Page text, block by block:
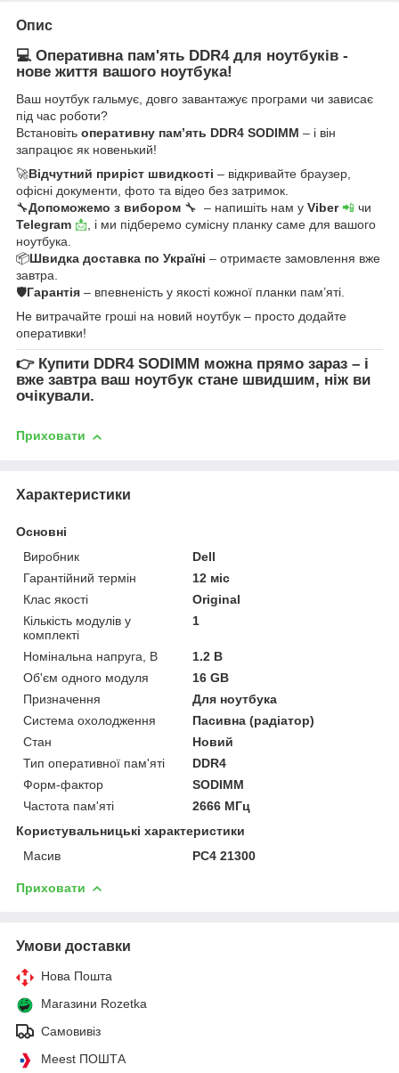
Опис
💻 Оперативна пам'ять DDR4 для ноутбуків -
нове життя вашого ноутбука!
Ваш ноутбук гальмує, довго завантажує програми чи зависає
під час роботи?
Встановіть оперативну пам’ять DDR4 SODIMM – і він
запрацює як новенький!
🚀Відчутний приріст швидкості – відкривайте браузер,
офісні документи, фото та відео без затримок.
🔧Допоможемо з вибором 🔧 – напишіть нам у Viber📲 чи
Telegram 📩 , і ми підберемо сумісну планку саме для вашого
ноутбука.
📦Швидка доставка по Україні – отримаєте замовлення вже
завтра.
🛡Гарантія – впевненість у якості кожної планки пам’яті.
Не витрачайте гроші на новий ноутбук – просто додайте
оперативки!
👉 Купити DDR4 SODIMM можна прямо зараз – і
вже завтра ваш ноутбук стане швидшим, ніж ви
очікували.
Приховати
Характеристики
Основні
Виробник
Dell
Гарантійний термін
12 міс
Клас якості
Original
Кількість модулів у
комплекті
1
Номінальна напруга, В
1.2 В
Об'єм одного модуля
16 GB
Призначення
Для ноутбука
Система охолодження
Пасивна (радіатор)
Стан
Новий
Тип оперативної пам'яті
DDR4
Форм-фактор
SODIMM
Частота пам'яті
2666 МГц
Користувальницькі характеристики
Масив
PC4 21300
Приховати
Умови доставки
Нова Пошта
Магазини Rozetka
Самовивіз
Meest ПОШТА